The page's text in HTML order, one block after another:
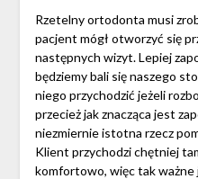
Rzetelny ortodonta musi
pacjent mógł otworzyć się
następnych wizyt. Lepiej
będziemy bali się naszego
niego przychodzić jeżeli
przecież jak znacząca jest
niezmiernie istotna rzecz
Klient przychodzi chętniej
komfortowo, więc tak